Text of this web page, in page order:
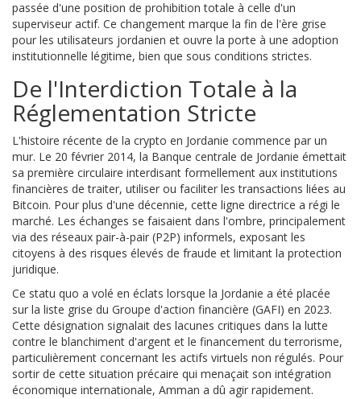
passée d'une position de prohibition totale à celle d'un
superviseur actif. Ce changement marque la fin de l'ère grise
pour les utilisateurs jordanien et ouvre la porte à une adoption
institutionnelle légitime, bien que sous conditions strictes.
De l'Interdiction Totale à la
Réglementation Stricte
L'histoire récente de la crypto en Jordanie commence par un
mur. Le 20 février 2014, la Banque centrale de Jordanie émettait
sa première circulaire interdisant formellement aux institutions
financières de traiter, utiliser ou faciliter les transactions liées au
Bitcoin. Pour plus d'une décennie, cette ligne directrice a régi le
marché. Les échanges se faisaient dans l'ombre, principalement
via des réseaux pair-à-pair (P2P) informels, exposant les
citoyens à des risques élevés de fraude et limitant la protection
juridique.
Ce statu quo a volé en éclats lorsque la Jordanie a été placée
sur la liste grise du Groupe d'action financière (GAFI) en 2023.
Cette désignation signalait des lacunes critiques dans la lutte
contre le blanchiment d'argent et le financement du terrorisme,
particulièrement concernant les actifs virtuels non régulés. Pour
sortir de cette situation précaire qui menaçait son intégration
économique internationale, Amman a dû agir rapidement.